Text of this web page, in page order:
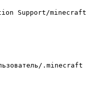
Support/minecraft
.minecraft